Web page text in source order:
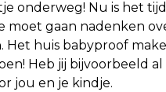
onderweg! Nu is het
moet gaan nadenken
Het huis babyproof
Heb jij bijvoorbeeld
jou en je kindje.